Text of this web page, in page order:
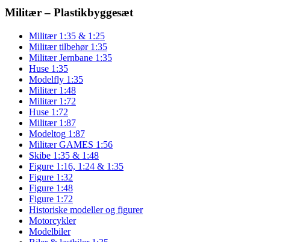
Militær – Plastikbyggesæt
Militær 1:35 & 1:25
Militær tilbehør 1:35
Militær Jernbane 1:35
Huse 1:35
Modelfly 1:35
Militær 1:48
Militær 1:72
Huse 1:72
Militær 1:87
Modeltog 1:87
Militær GAMES 1:56
Skibe 1:35 & 1:48
Figure 1:16, 1:24 & 1:35
Figure 1:32
Figure 1:48
Figure 1:72
Historiske modeller og figurer
Motorcykler
Modelbiler